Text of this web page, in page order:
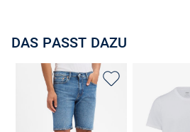
DAS PASST DAZU